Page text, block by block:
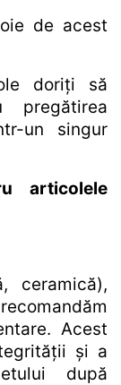
de acest
doriți să
pregătirea
un singur
articolele
ceramică),
Acest
și a
după